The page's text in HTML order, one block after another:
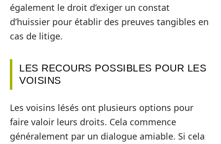
également le droit d’exiger un constat
d’huissier pour établir des preuves tangibles en
cas de litige.
LES RECOURS POSSIBLES POUR LES
VOISINS
Les voisins lésés ont plusieurs options pour
faire valoir leurs droits. Cela commence
généralement par un dialogue amiable. Si cela